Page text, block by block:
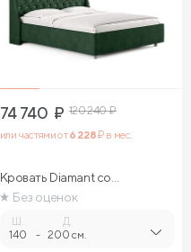
74 740 ₽ 120 240₽
или частями от6 228₽ в мес.
Кровать Diamant со
стразами
Без оценок
140 -
Д.
200 см.